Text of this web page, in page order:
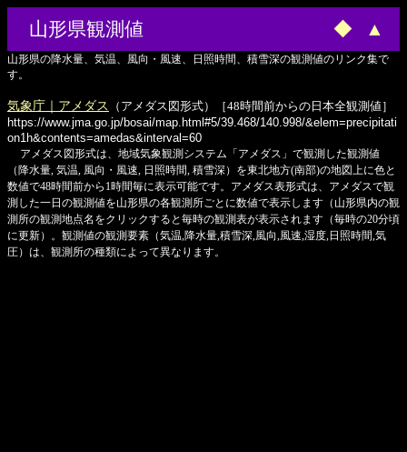
山形県観測値 ◆ ▲
山形県の降水量、気温、風向・風速、日照時間、積雪深の観測値のリンク集で
す。
気象庁｜アメダス
（アメダス図形式）［48時間前からの日本全観測値］
https://www.jma.go.jp/bosai/map.html#5/39.468/140.998/&elem=precipitati
on1h&contents=amedas&interval=60
アメダス図形式は、地域気象観測システム「アメダス」で観測した観測値
（降水量, 気温, 風向・風速, 日照時間, 積雪深）を東北地方(南部)の地図上に色と
数値で48時間前から1時間毎に表示可能です。アメダス表形式は、アメダスで観
測した一日の観測値を山形県の各観測所ごとに数値で表示します（山形県内の観
測所の観測地点名をクリックすると毎時の観測表が表示されます（毎時の20分頃
に更新）。観測値の観測要素（気温,降水量,積雪深,風向,風速,湿度,日照時間,気
圧）は、観測所の種類によって異なります。